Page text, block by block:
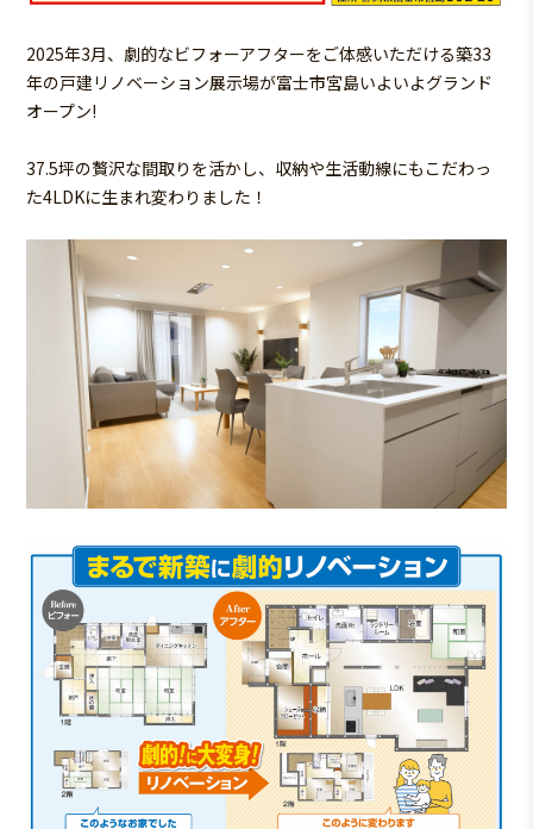
2025年3月、劇的なビフォーアフターをご体感いただける築33
年の戸建リノベーション展示場が富士市宮島いよいよグランド
オープン!
37.5坪の贅沢な間取りを活かし、収納や生活動線にもこだわっ
た4LDKに生まれ変わりました！